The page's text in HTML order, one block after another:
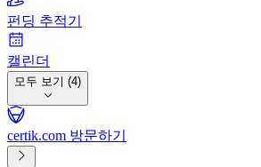
펀딩 추적기
캘린더
모두 보기 (4)
certik.com 방문하기